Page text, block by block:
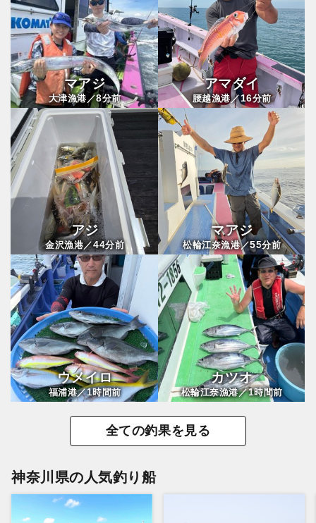
マアジ
大津漁港／8分前
アマダイ
腰越漁港／ 16分前
アジ
金沢漁港／44分前
マアジ
松輪江奈漁港／55分前
ウメイロ
福浦港／1時間前
カツオ
松輪江奈漁港／1時間前
全ての釣果を見る
神奈川県の人気釣り船